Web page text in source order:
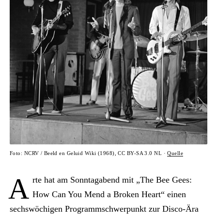
Foto: NCRV / Beeld en Geluid Wiki (1968), CC BY-SA 3.0 NL ·Quelle
A rte hat am Sonntagabend mit „The Bee Gees:
How Can You Mend a Broken Heart“ einen
sechswöchigen Programmschwerpunkt zur Disco-Ära